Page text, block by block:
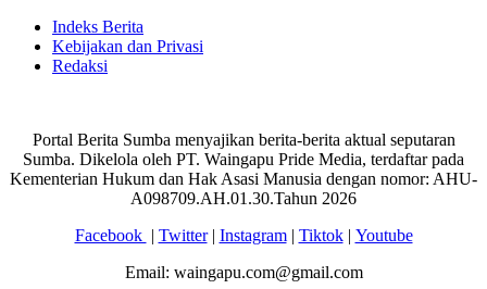
Indeks Berita
Kebijakan dan Privasi
Redaksi
Portal Berita Sumba menyajikan berita-berita aktual seputaran
Sumba. Dikelola oleh PT. Waingapu Pride Media, terdaftar pada
Kementerian Hukum dan Hak Asasi Manusia dengan nomor: AHU-
A098709.AH.01.30.Tahun 2026
Facebook | Twitter| Instagram| Tiktok| Youtube
Email: waingapu.com@gmail.com